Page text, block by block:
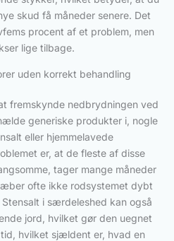
skud få måneder senere. Det
procent af et problem, men
lige tilbage.
uden korrekt behandling
fremskynde nedbrydningen ved
generiske produkter i, nogle
eller hjemmelavede
er, at de fleste af disse
tager mange måneder
ofte ikke rodsystemet dybt
i særdeleshed kan også
jord, hvilket gør den uegnet
hvilket sjældent er, hvad en